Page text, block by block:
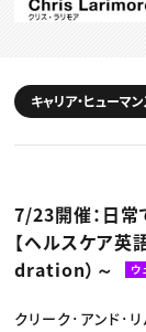
動画配信・映
編集・ライティ
ディレクション
TOP
Webクリエイ
ゲームクリエ
クリエイター
C＆R
セミナー
ニュース・トレ
Web
映像
ゲーム・エンタ
広告
CREATIVE
キャリア・ヒューマ
7/23開催：日常
【ヘルスケア英
dration）～
ウ
クリーク･アンド･